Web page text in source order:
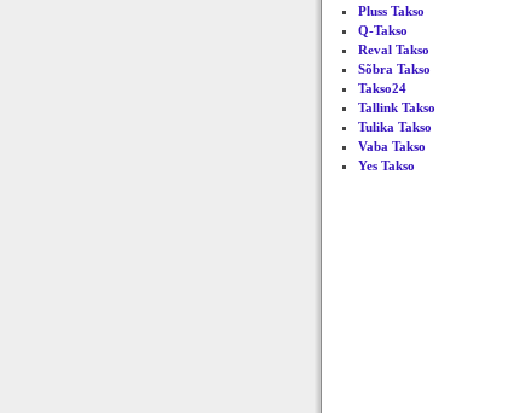
Pluss Takso
Q-Takso
Reval Takso
Sõbra Takso
Takso24
Tallink Takso
Tulika Takso
Vaba Takso
Yes Takso